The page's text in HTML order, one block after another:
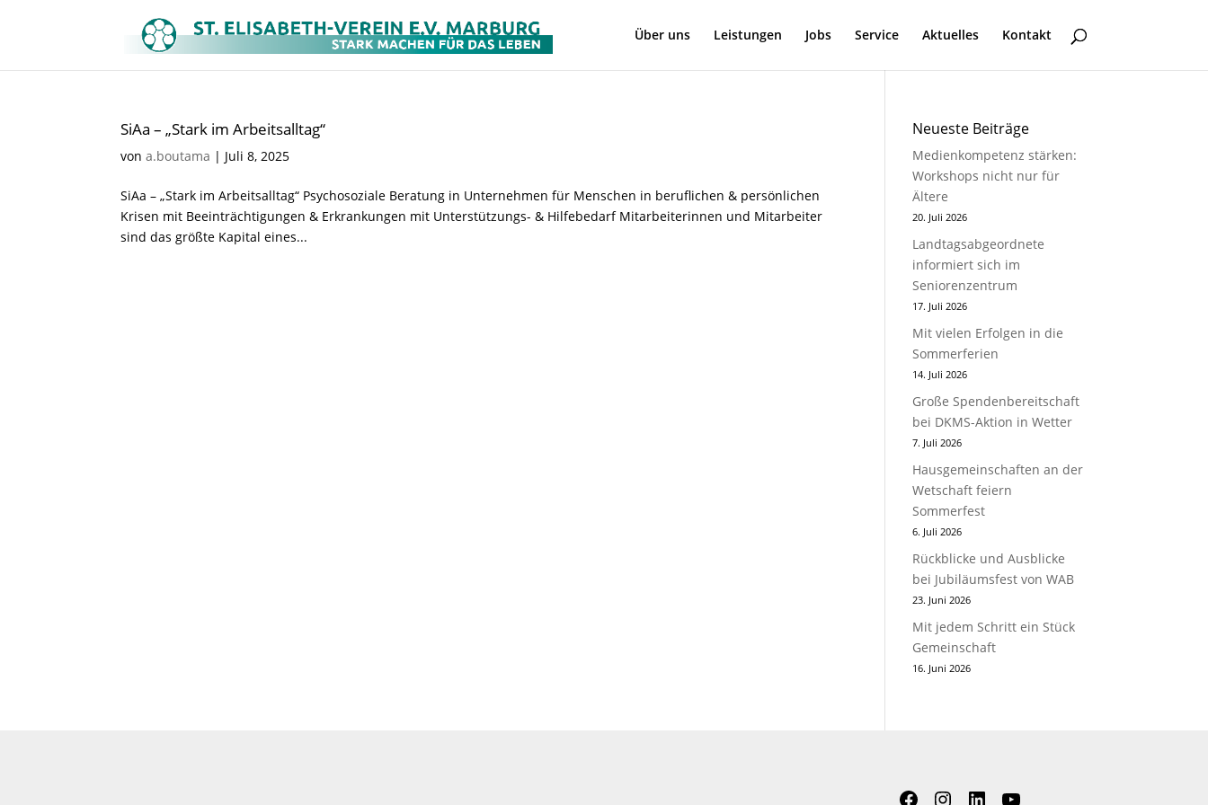
Über uns Leistungen Jobs Service Aktuelles Kontakt
SiAa – „Stark im Arbeitsalltag“
vona.boutama | Juli 8, 2025
SiAa – „Stark im Arbeitsalltag“ Psychosoziale Beratung in Unternehmen für Menschen in beruflichen & persönlichen
Krisen mit Beeinträchtigungen & Erkrankungen mit Unterstützungs- & Hilfebedarf Mitarbeiterinnen und Mitarbeiter
sind das größte Kapital eines...
Neueste Beiträge
Medienkompetenz stärken:
Workshops nicht nur für
Ältere
20. Juli 2026
Landtagsabgeordnete
informiert sich im
Seniorenzentrum
17. Juli 2026
Mit vielen Erfolgen in die
Sommerferien
14. Juli 2026
Große Spendenbereitschaft
bei DKMS-Aktion in Wetter
7. Juli 2026
Hausgemeinschaften an der
Wetschaft feiern
Sommerfest
6. Juli 2026
Rückblicke und Ausblicke
bei Jubiläumsfest von WAB
23. Juni 2026
Mit jedem Schritt ein Stück
Gemeinschaft
16. Juni 2026
Facebook
Instagram
LinkedInYouTube